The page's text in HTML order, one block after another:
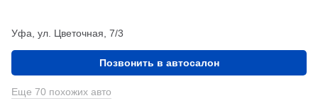
Уфа, ул. Цветочная, 7/3
Позвонить в автосалон
Еще 70 похожих авто